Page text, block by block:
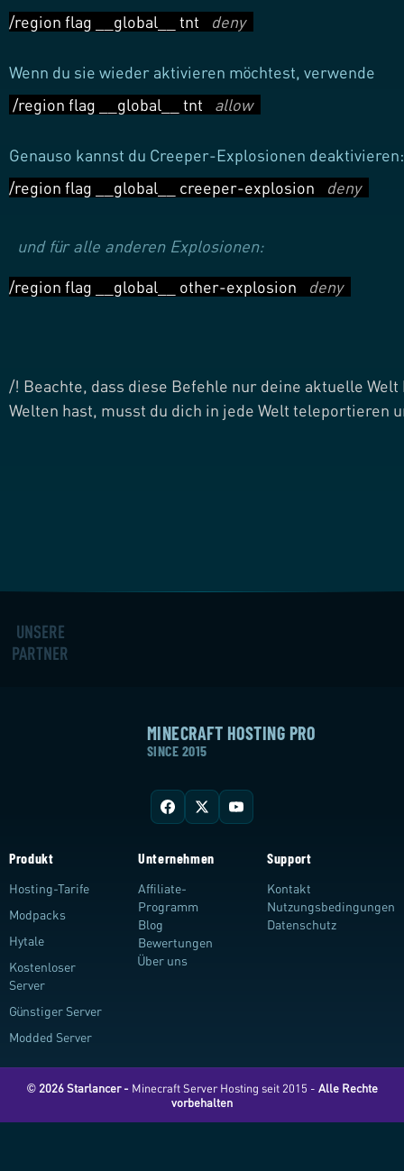
/region flag __global__ tnt deny
Wenn du sie wieder aktivieren möchtest, verwende
/region flag __global__ tnt
allow
Genauso kannst du Creeper-Explosionen deaktivieren:
/region flag __global__ creeper-explosion
deny
und für alle anderen Explosionen:
/region flag __global__ other-explosion deny
/! Beachte, dass diese Befehle nur deine aktuelle
Welten hast, musst du dich in jede Welt teleportieren
UNSERE
PARTNER
MINECRAFT HOSTING PRO
SINCE 2015
Produkt
Hosting-Tarife
Modpacks
Hytale
Kostenloser
Server
Günstiger Server
Modded Server
Unternehmen
Affiliate-
Programm
Blog
Bewertungen
Über uns
Support
Kontakt
Nutzungsbedingungen
Datenschutz
© 2026 Starlancer - Minecraft Server Hosting seit 2015 - Alle Rechte
vorbehalten